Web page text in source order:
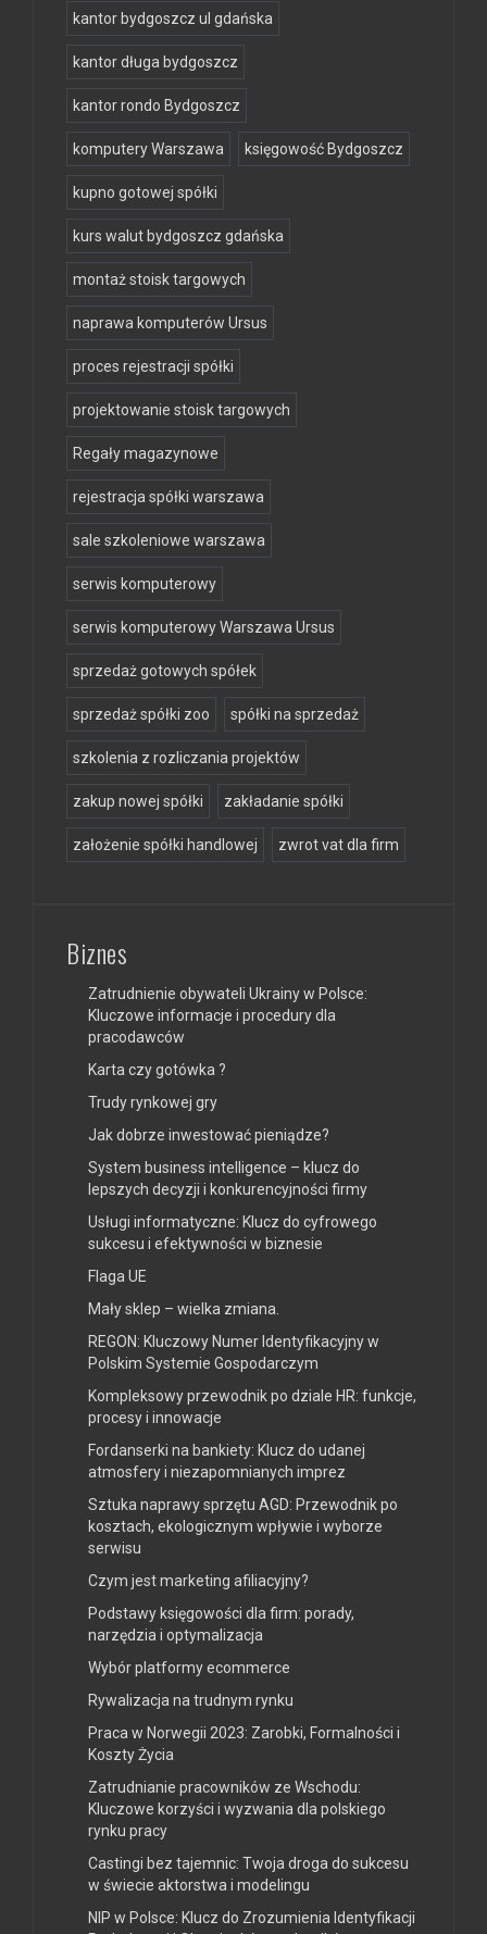
kantor bydgoszcz ul gdańska
kantor długa bydgoszcz
kantor rondo Bydgoszcz
komputery Warszawa księgowość Bydgoszcz
kupno gotowej spółki
kurs walut bydgoszcz gdańska
montaż stoisk targowych
naprawa komputerów Ursus
proces rejestracji spółki
projektowanie stoisk targowych
Regały magazynowe
rejestracja spółki warszawa
sale szkoleniowe warszawa
serwis komputerowy
serwis komputerowy Warszawa Ursus
sprzedaż gotowych spółek
sprzedaż spółki zoo spółki na sprzedaż
szkolenia z rozliczania projektów
zakup nowej spółki zakładanie spółki
założenie spółki handlowej zwrot vat dla firm
Biznes
Zatrudnienie obywateli Ukrainy w Polsce:
Kluczowe informacje i procedury dla
pracodawców
Karta czy gotówka ?
Trudy rynkowej gry
Jak dobrze inwestować pieniądze?
System business intelligence – klucz do
lepszych decyzji i konkurencyjności firmy
Usługi informatyczne: Klucz do cyfrowego
sukcesu i efektywności w biznesie
Flaga UE
Mały sklep – wielka zmiana.
REGON: Kluczowy Numer Identyfikacyjny w
Polskim Systemie Gospodarczym
Kompleksowy przewodnik po dziale HR: funkcje,
procesy i innowacje
Fordanserki na bankiety: Klucz do udanej
atmosfery i niezapomnianych imprez
Sztuka naprawy sprzętu AGD: Przewodnik po
kosztach, ekologicznym wpływie i wyborze
serwisu
Czym jest marketing afiliacyjny?
Podstawy księgowości dla firm: porady,
narzędzia i optymalizacja
Wybór platformy ecommerce
Rywalizacja na trudnym rynku
Praca w Norwegii 2023: Zarobki, Formalności i
Koszty Życia
Zatrudnianie pracowników ze Wschodu:
Kluczowe korzyści i wyzwania dla polskiego
rynku pracy
Castingi bez tajemnic: Twoja droga do sukcesu
w świecie aktorstwa i modelingu
NIP w Polsce: Klucz do Zrozumienia Identyfikacji